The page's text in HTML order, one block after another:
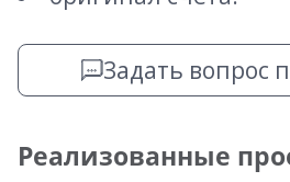
Задать вопрос
Реализованные